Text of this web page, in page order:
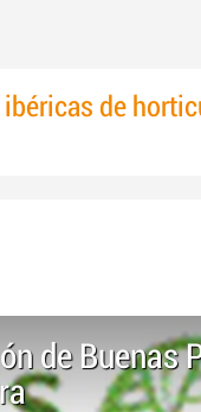
ibéricas de
de Buenas